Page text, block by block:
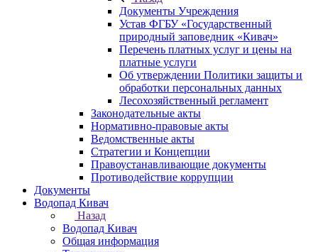
Документы Учреждения
Устав ФГБУ «Государственный
природный заповедник «Кивач»
Перечень платных услуг и цены на
платные услуги
Об утверждении Политики защиты и
обработки персональных данных
Лесохозяйственный регламент
Законодательные акты
Нормативно-правовые акты
Ведомственные акты
Стратегии и Концепции
Правоустанавливающие документы
Противодействие коррупции
Документы
Водопад Кивач
Назад
Водопад Кивач
Общая информация